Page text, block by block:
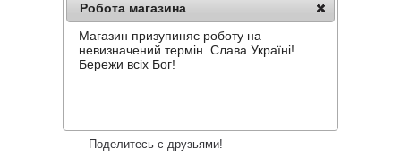
Производитель: MSR
Код товара:SuperFly
Снят с производства
Поделитесь с друзьями!
Робота магазина
Магазин призупиняє роботу на
невизначений термін. Слава Україні!
Бережи всіх Бог!